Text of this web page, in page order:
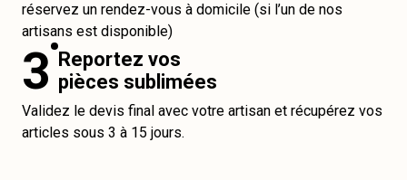
réservez un rendez-vous à domicile (si l’un de nos
artisans est disponible)
3 Reportez vos
pièces sublimées
Validez le devis final avec votre artisan et récupérez vos
articles sous 3 à 15 jours.